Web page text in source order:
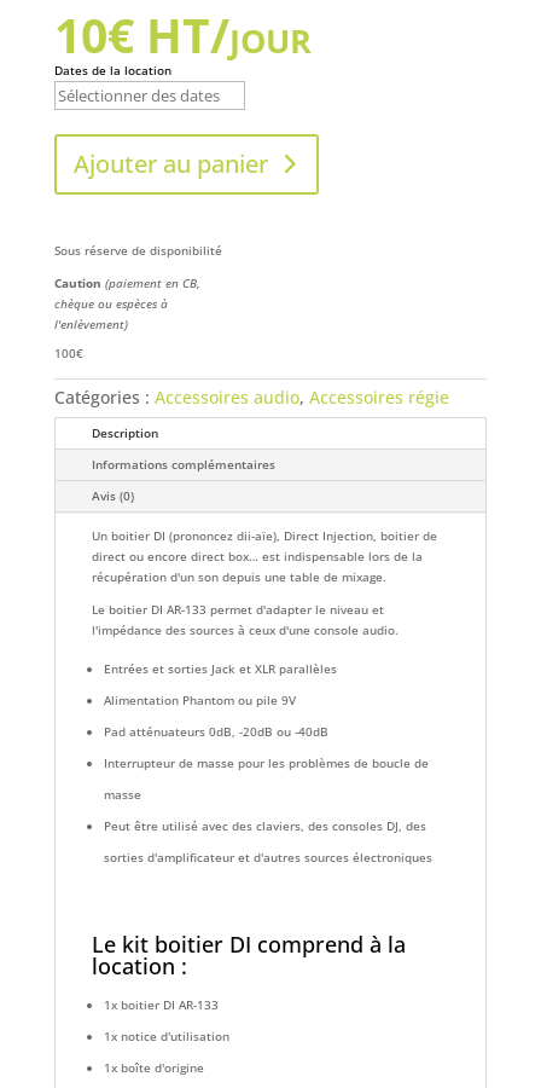
10€HT/jour
Dates de la location
Ajouter au panier
Sous réserve de disponibilité
Caution (paiement en CB,
chèque ou espèces à
l'enlèvement)
100€
Catégories : Accessoires audio, Accessoires régie
Description
Informations complémentaires
Avis (0)
Un boitier DI (prononcez dii-aïe), Direct Injection, boitier de
direct ou encore direct box… est indispensable lors de la
récupération d'un son depuis une table de mixage.
Le boitier DI AR-133 permet d'adapter le niveau et
l'impédance des sources à ceux d'une console audio.
Entrées et sorties Jack et XLR parallèles
Alimentation Phantom ou pile 9V
Pad atténuateurs 0dB, -20dB ou -40dB
Interrupteur de masse pour les problèmes de boucle de
masse
Peut être utilisé avec des claviers, des consoles DJ, des
sorties d'amplificateur et d'autres sources électroniques
Le kit boitier DI comprend à la
location :
1x boitier DI AR-133
1x notice d'utilisation
1x boîte d'origine